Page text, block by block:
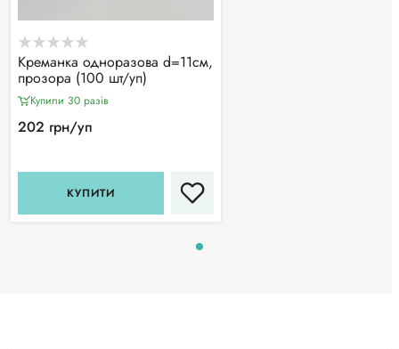
Креманка одноразова d=11см,
прозора (100 шт/уп)
Купили 30 разiв
202 грн/уп
КУПИТИ